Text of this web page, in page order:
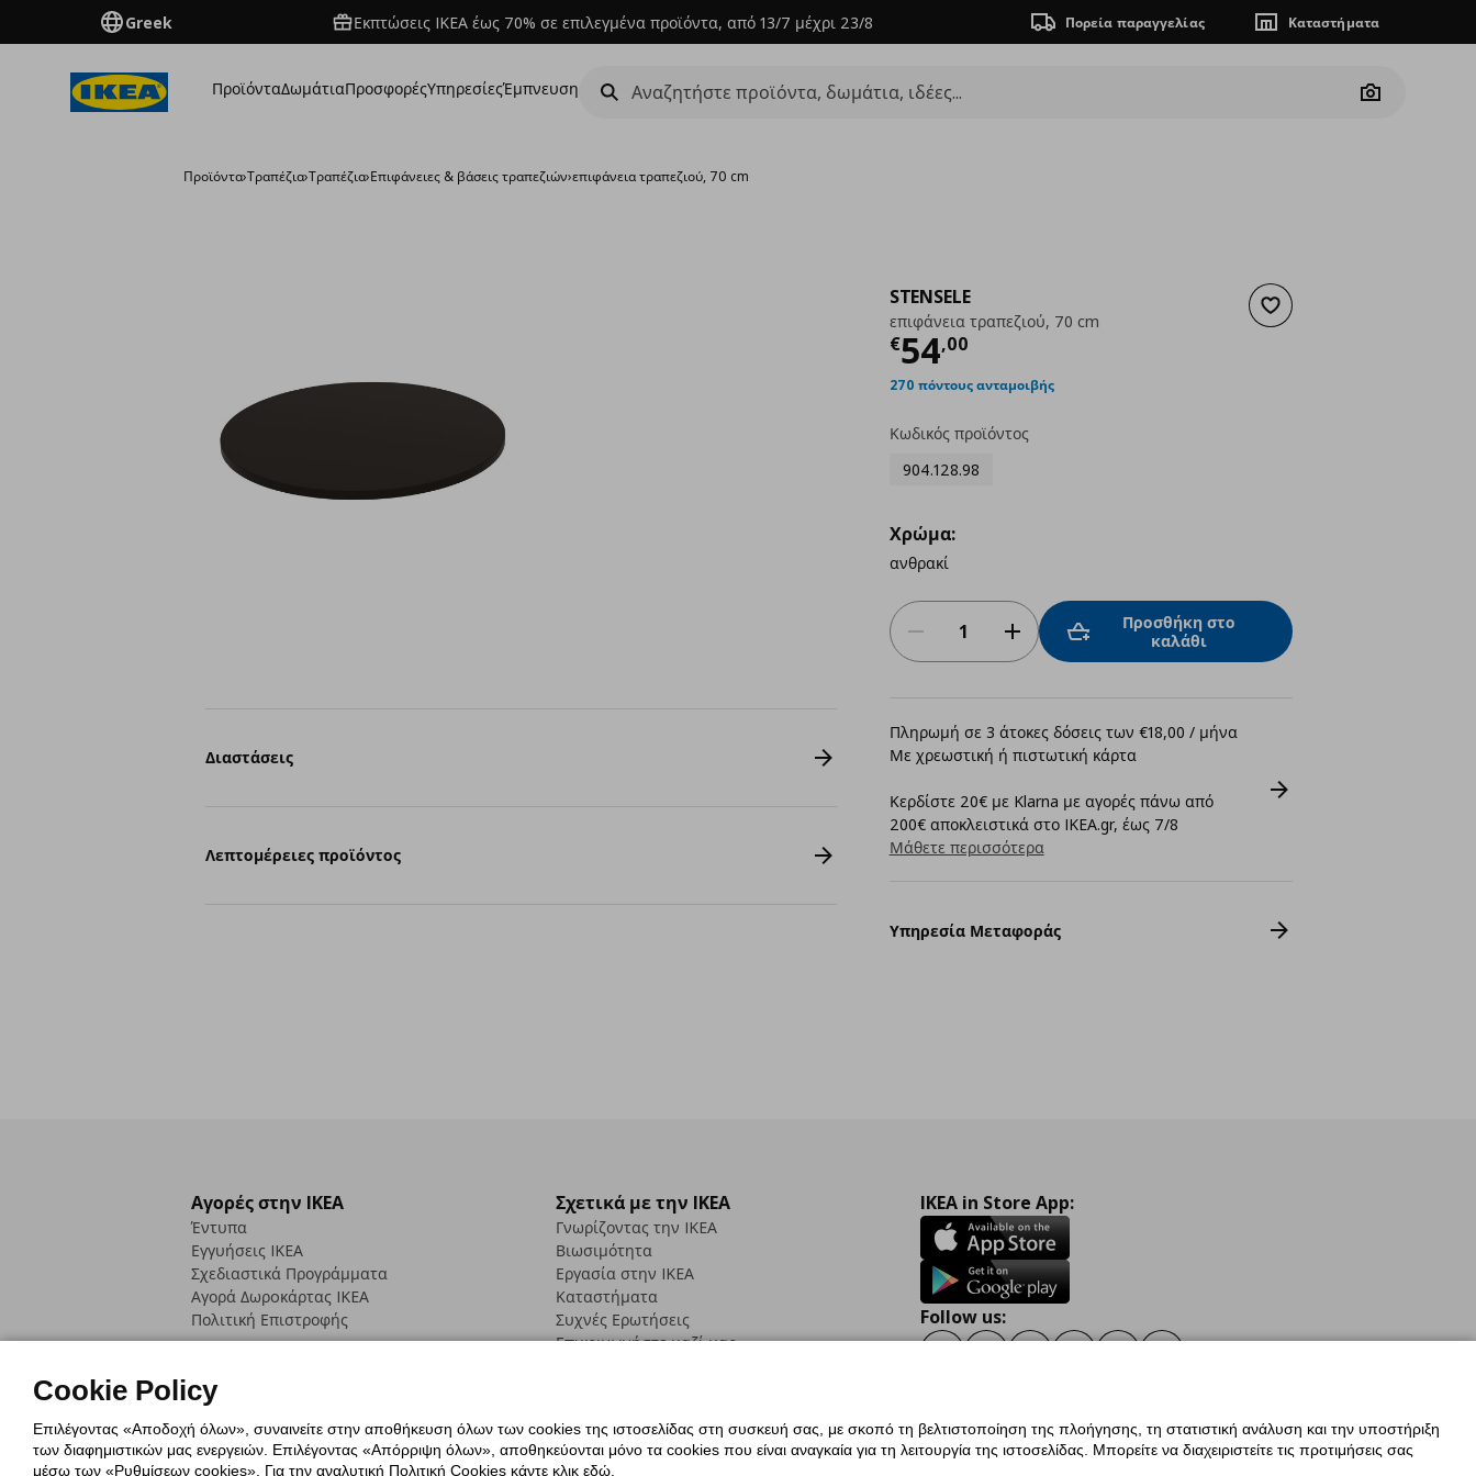
Greek Εκπτώσεις IKEA έως 70% σε επιλεγμένα προϊόντα, από 13/7 μέχρι 23/8 Πορεία παραγγελίας Καταστήματα
ΠροϊόνταΔωμάτιαΠροσφορέςΥπηρεσίεςΈμπνευση
Camera
Προϊόντα›Τραπέζια›Τραπέζια›Επιφάνειες & βάσεις τραπεζιών›επιφάνεια τραπεζιού, 70 cm
Προσθήκη στα αγαπημένα
STENSELE
επιφάνεια τραπεζιού, 70 cm
€54,00
Τρέχουσα τιμή
270 πόντους ανταμοιβής
Κωδικός προϊόντος
904.128.98
Χρώμα:
ανθρακί
Προσθήκη στο
καλάθι
Πληρωμή σε 3 άτοκες δόσεις των €18,00 / μήνα
Με χρεωστική ή πιστωτική κάρτα
Κερδίστε 20€ με Klarna με αγορές πάνω από
200€ αποκλειστικά στο IKEA.gr, έως 7/8
Μάθετε περισσότερα
Υπηρεσία Μεταφοράς
Διαστάσεις
Λεπτομέρειες προϊόντος
Αγορές στην IKEA
Έντυπα
Εγγυήσεις IKEA
Σχεδιαστικά Προγράμματα
Αγορά Δωρoκάρτας IKEA
Πολιτική Επιστροφής
Σχετικά με την IKEA
Γνωρίζοντας την IKEA
Βιωσιμότητα
Εργασία στην IKEA
Καταστήματα
Συχνές Ερωτήσεις
Επικοινωνήστε μαζί μας
IKEA in Store App:
Follow us:
Πολιτική Cookies Δήλωση ψηφιακής προσβασιμότητας Γενική Πολιτική Προσωπικών Δεδομένων
Cookie Policy
Επιλέγοντας «Αποδοχή όλων», συναινείτε στην αποθήκευση όλων των cookies της ιστοσελίδας στη συσκευή σας, με σκοπό τη βελτιστοποίηση της πλοήγησης, τη στατιστική ανάλυση και την υποστήριξη
των διαφημιστικών μας ενεργειών. Επιλέγοντας «Απόρριψη όλων», αποθηκεύονται μόνο τα cookies που είναι αναγκαία για τη λειτουργία της ιστοσελίδας. Μπορείτε να διαχειριστείτε τις προτιμήσεις σας
μέσω των «Ρυθμίσεων cookies». Για την αναλυτική Πολιτική Cookies κάντε κλικ εδώ.